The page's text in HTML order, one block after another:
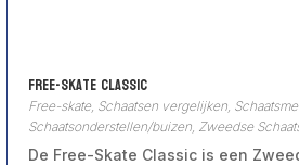
Free-Skate Classic
Free-skate, Schaatsen vergelijken
Schaatsonderstellen/buizen Zweedse
De Free-Skate Classic is een